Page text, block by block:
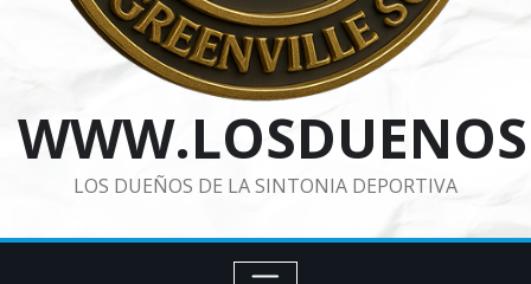
LOS DUEÑOS DE LA SINTONIA DEPORTIVA